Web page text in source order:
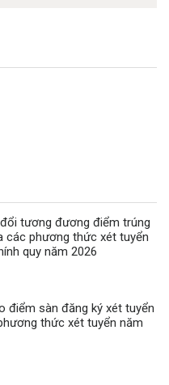
tương đương điểm trúng
các phương thức xét tuyển
quy năm 2026
điểm sàn đăng ký xét tuyển
thức xét tuyển năm